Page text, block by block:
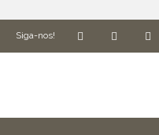
Siga-nos!